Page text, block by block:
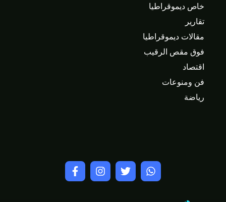
خاص ديموقراطيا
تقارير
مقالات ديموقراطيا
فوق مقص الرقيب
اقتصاد
فن ومنوعات
رياضة